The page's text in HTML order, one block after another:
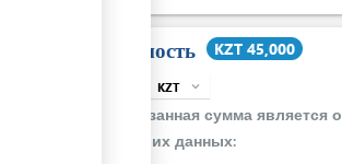
Стоимость KZT 45,000
KZT expand_more
Указанная сумма
своих данных: